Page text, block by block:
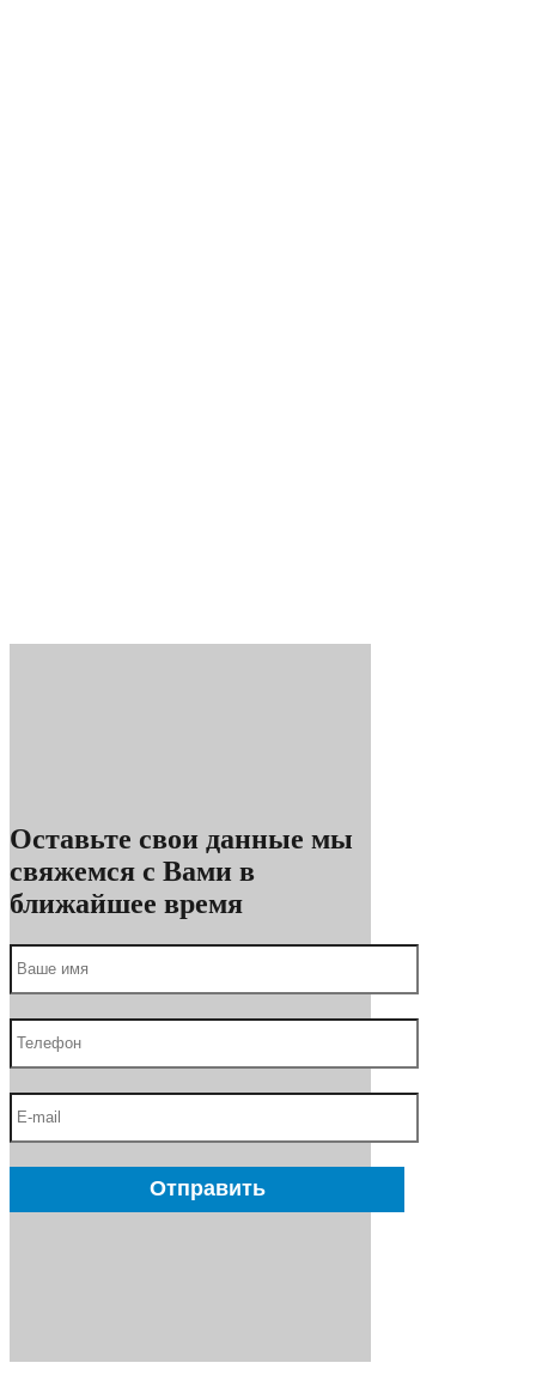
Оставьте свои данные мы
свяжемся с Вами в
ближайшее время